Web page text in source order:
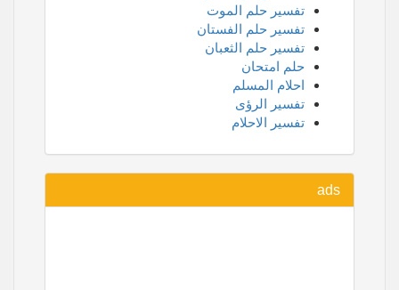
تفسير حلم الموت
تفسير حلم الفستان
تفسير حلم الثعبان
حلم امتحان
احلام المسلم
تفسير الرؤى
تفسير الاحلام
ads